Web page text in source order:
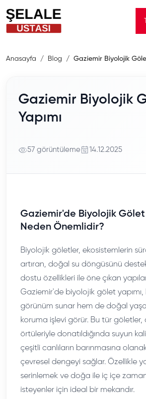
Anasayfa Blog Gaziemir Biyolojik
Gaziemir Biyolojik
Yapımı
57 görüntüleme 14.12.2025
Gaziemir'de Biyolojik
Neden Önemlidir?
Biyolojik göletler, ekosistemlerin
artıran, doğal su döngüsünü
dostu özellikleri ile öne çıkan
Gaziemir'de biyolojik gölet
görünüm sunar hem de doğal
koruma işlevi görür. Bu tür göletler,
örtüleriyle donatıldığında suyun
çeşitli canlıların barınmasına
çevresel dengeyi sağlar. Özellikle
serinlemek ve doğa ile iç içe
isteyenler için ideal bir mekandır.